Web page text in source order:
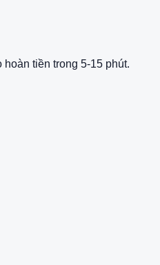
hoàn tiền trong 5-15 phút.